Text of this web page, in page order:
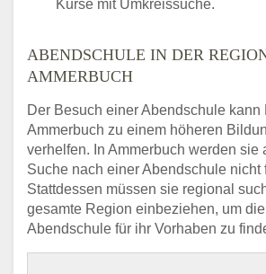
Kurse mit Umkreissuche.
ABENDSCHULE IN DER
AMMERBUCH
Der Besuch einer Abendschule kann
Ammerbuch zu einem höheren
verhelfen. In Ammerbuch werden sie
Suche nach einer Abendschule nicht
Stattdessen müssen sie regional
gesamte Region einbeziehen, um
Abendschule für ihr Vorhaben zu